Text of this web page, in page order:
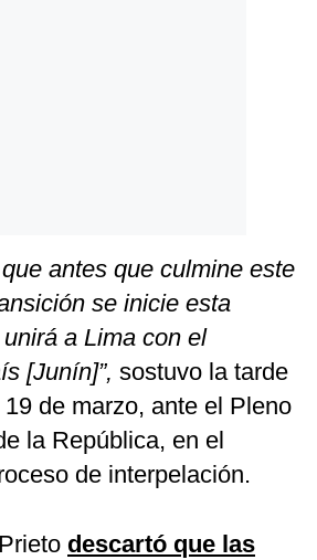
antes que culmine este
se inicie esta
a Lima con el
[Junín]”, sostuvo la tarde
de marzo, ante el Pleno
la República, en el
de interpelación.
descartó que las